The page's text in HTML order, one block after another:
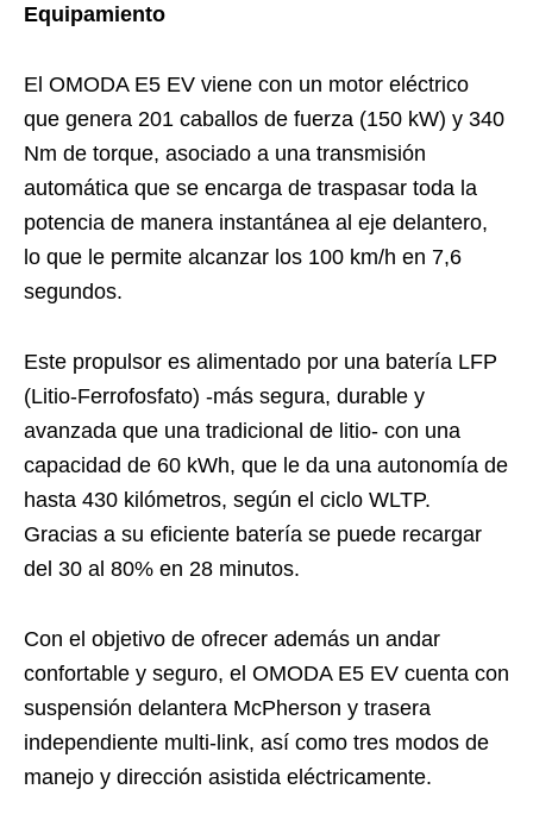
Equipamiento
El OMODA E5 EV viene con un motor eléctrico
que genera 201 caballos de fuerza (150 kW) y 340
Nm de torque, asociado a una transmisión
automática que se encarga de traspasar toda la
potencia de manera instantánea al eje delantero,
lo que le permite alcanzar los 100 km/h en 7,6
segundos.
Este propulsor es alimentado por una batería LFP
(Litio-Ferrofosfato) -más segura, durable y
avanzada que una tradicional de litio- con una
capacidad de 60 kWh, que le da una autonomía de
hasta 430 kilómetros, según el ciclo WLTP.
Gracias a su eficiente batería se puede recargar
del 30 al 80% en 28 minutos.
Con el objetivo de ofrecer además un andar
confortable y seguro, el OMODA E5 EV cuenta con
suspensión delantera McPherson y trasera
independiente multi-link, así como tres modos de
manejo y dirección asistida eléctricamente.